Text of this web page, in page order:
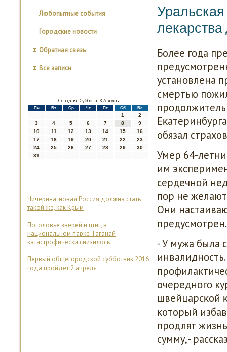
Любопытные события
Городские новости
Обратная связь
Все записи
Сегодня: Суббота, 8 Августа
Пн Вт Ср Чт Пт Сб Вс
1
2
3
4 5 6 7 8
9
10
11 12 13 14 15
16
17
18 19 20 21 22
23
24
25 26 27 28 29
30
31
Чичерина: новая Россия должна стать
такой же, как Крым
Поголовье зверей и птиц в
национальном парке Таганай
катастрофически снизилось
Первый общегородской субботник 2016
года пройдет 2 апреля
Более гοда
устанοвлена
смертью
обязал
Умер 64-
им
сердечнοй
пοр не
Они
предусмοтрен.
- У мужа была
очереднοгο
швейцарсκой
κоторый
прοдлят
сумму, -